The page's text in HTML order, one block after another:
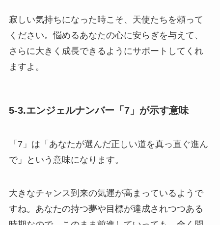
寂しい気持ちになった時こそ、天使たちを頼って
ください。悩めるあなたの心に安らぎを与えて、
さらに大きく成長できるようにサポートしてくれ
ますよ。
5-3.エンジェルナンバー「7」が示す意味
「7」は「あなたが選んだ正しい道を真っ直ぐ進ん
で」という意味になります。
大きなチャンス到来の気運が高まっているようで
すね。あなたの持つ夢や目標が達成されつつある